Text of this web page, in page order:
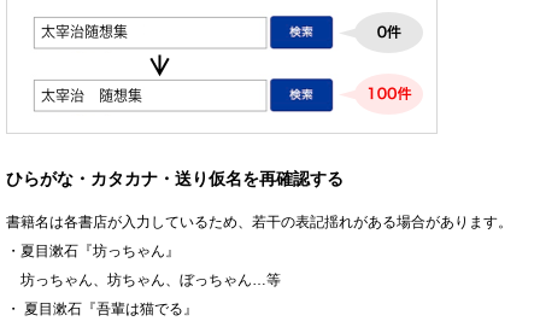
ひらがな・カタカナ・送り仮名を再確認する
書籍名は各書店が入力しているため、若干の表記揺れがある場合があります。
・夏目漱石『坊っちゃん』
坊っちゃん、坊ちゃん、ぼっちゃん…等
・ 夏目漱石『吾輩は猫でる』